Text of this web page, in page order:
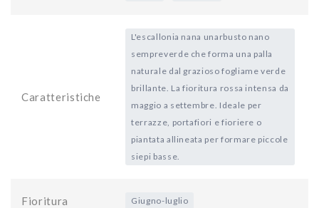
Caratteristiche
L'escallonia nana unarbusto nano
sempreverde che forma una palla
naturale dal grazioso fogliame verde
brillante. La fioritura rossa intensa da
maggio a settembre. Ideale per
terrazze, portafiori e fioriere o
piantata allineata per formare piccole
siepi basse.
Fioritura Giugno-luglio